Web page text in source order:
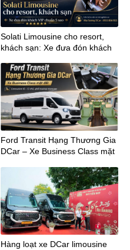
Solati Limousine cho resort,
khách sạn: Xe đưa đón khách
Ford Transit Hạng Thương Gia
DCar – Xe Business Class mặt
Hàng loạt xe DCar limousine